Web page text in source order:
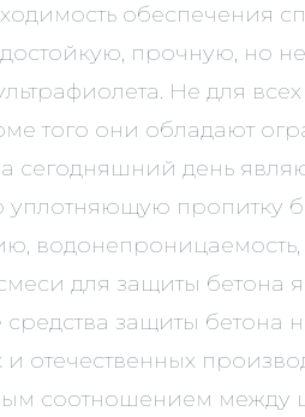
обеспечения
прочную, но
Не для
того они обладают
сегодняшний день
уплотняющую пропитку
водонепроницаемость,
для защиты бетона
защиты бетона
отечественных
соотношением между